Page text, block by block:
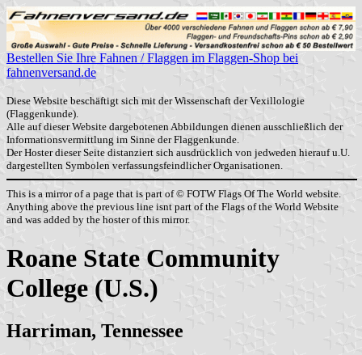
Bestellen Sie Ihre Fahnen / Flaggen im Flaggen-Shop bei
fahnenversand.de
Diese Website beschäftigt sich mit der Wissenschaft der Vexillologie
(Flaggenkunde).
Alle auf dieser Website dargebotenen Abbildungen dienen ausschließlich der
Informationsvermittlung im Sinne der Flaggenkunde.
Der Hoster dieser Seite distanziert sich ausdrücklich von jedweden hierauf u.U.
dargestellten Symbolen verfassungsfeindlicher Organisationen.
This is a mirror of a page that is part of © FOTW Flags Of The World website.
Anything above the previous line isnt part of the Flags of the World Website
and was added by the hoster of this mirror.
Roane State Community
College (U.S.)
Harriman, Tennessee